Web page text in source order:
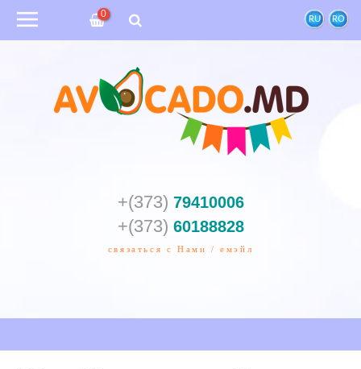
RU RO
0
+(373) 79410006
+(373) 60188828
связаться с Нами / емэйл